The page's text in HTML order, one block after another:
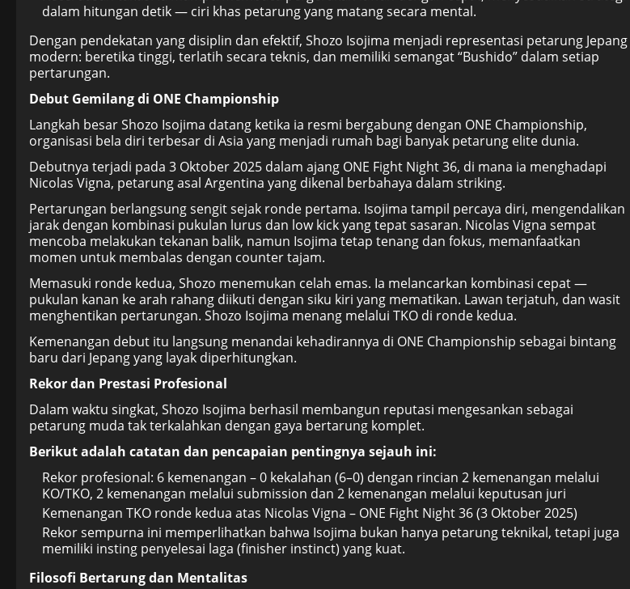
dalam hitungan detik — ciri khas petarung yang matang secara mental.
Dengan pendekatan yang disiplin dan efektif, Shozo Isojima menjadi representasi petarung Jepang
modern: beretika tinggi, terlatih secara teknis, dan memiliki semangat “Bushido” dalam setiap
pertarungan.
Debut Gemilang di ONE Championship
Langkah besar Shozo Isojima datang ketika ia resmi bergabung dengan ONE Championship,
organisasi bela diri terbesar di Asia yang menjadi rumah bagi banyak petarung elite dunia.
Debutnya terjadi pada 3 Oktober 2025 dalam ajang ONE Fight Night 36, di mana ia menghadapi
Nicolas Vigna, petarung asal Argentina yang dikenal berbahaya dalam striking.
Pertarungan berlangsung sengit sejak ronde pertama. Isojima tampil percaya diri, mengendalikan
jarak dengan kombinasi pukulan lurus dan low kick yang tepat sasaran. Nicolas Vigna sempat
mencoba melakukan tekanan balik, namun Isojima tetap tenang dan fokus, memanfaatkan
momen untuk membalas dengan counter tajam.
Memasuki ronde kedua, Shozo menemukan celah emas. Ia melancarkan kombinasi cepat —
pukulan kanan ke arah rahang diikuti dengan siku kiri yang mematikan. Lawan terjatuh, dan wasit
menghentikan pertarungan. Shozo Isojima menang melalui TKO di ronde kedua.
Kemenangan debut itu langsung menandai kehadirannya di ONE Championship sebagai bintang
baru dari Jepang yang layak diperhitungkan.
Rekor dan Prestasi Profesional
Dalam waktu singkat, Shozo Isojima berhasil membangun reputasi mengesankan sebagai
petarung muda tak terkalahkan dengan gaya bertarung komplet.
Berikut adalah catatan dan pencapaian pentingnya sejauh ini:
Rekor profesional: 6 kemenangan – 0 kekalahan (6–0) dengan rincian 2 kemenangan melalui
KO/TKO, 2 kemenangan melalui submission dan 2 kemenangan melalui keputusan juri
Kemenangan TKO ronde kedua atas Nicolas Vigna – ONE Fight Night 36 (3 Oktober 2025)
Rekor sempurna ini memperlihatkan bahwa Isojima bukan hanya petarung teknikal, tetapi juga
memiliki insting penyelesai laga (finisher instinct) yang kuat.
Filosofi Bertarung dan Mentalitas